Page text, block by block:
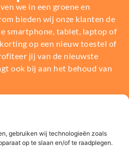
gebruiken wij technologieën zoals
op te slaan en/of te raadplegen.
we in een groene en
bieden wij onze klanten de
smartphone, tablet, laptop of
op een nieuw toestel of
jij van de nieuwste
ook bij aan het behoud van